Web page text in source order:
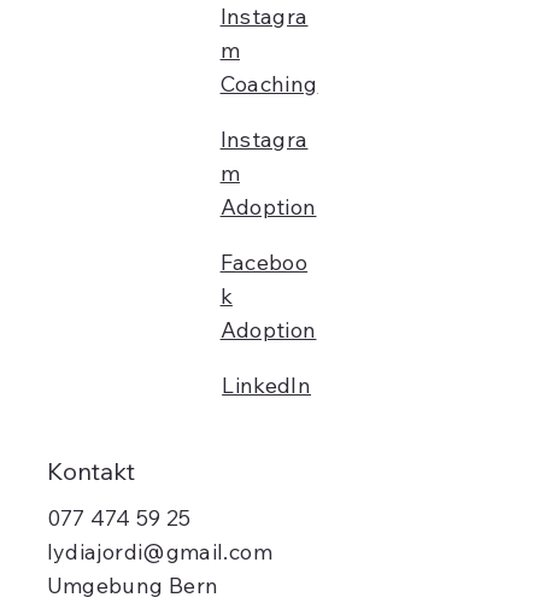
Kontakt
077 474 59 25
lydiajordi@gmail.com
Umgebung Bern
LinkedIn
Instagra
m
Coaching
Instagra
m
Adoption
Faceboo
k
Adoption